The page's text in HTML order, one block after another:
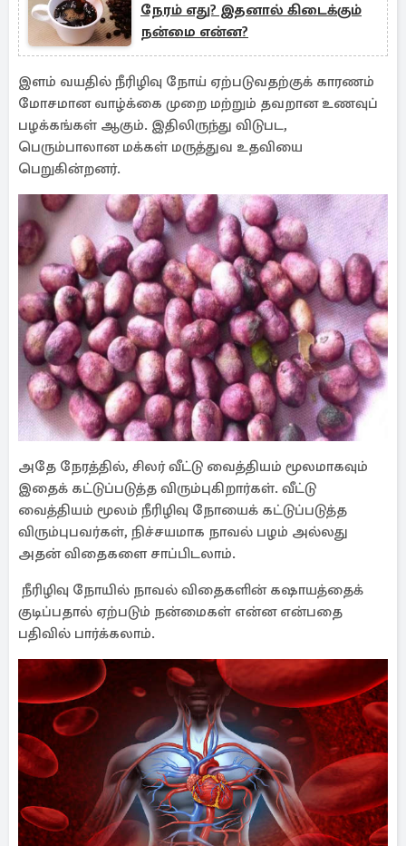
நேரம் எது? இதனால் கிடைக்கும்
நன்மை என்ன?
இளம் வயதில் நீரிழிவு நோய் ஏற்படுவதற்குக் காரணம்
மோசமான வாழ்க்கை முறை மற்றும் தவறான உணவுப்
பழக்கங்கள் ஆகும். இதிலிருந்து விடுபட,
பெரும்பாலான மக்கள் மருத்துவ உதவியை
பெறுகின்றனர்.
அதே நேரத்தில், சிலர் வீட்டு வைத்தியம் மூலமாகவும்
இதைக் கட்டுப்படுத்த விரும்புகிறார்கள். வீட்டு
வைத்தியம் மூலம் நீரிழிவு நோயைக் கட்டுப்படுத்த
விரும்புபவர்கள், நிச்சயமாக நாவல் பழம் அல்லது
அதன் விதைகளை சாப்பிடலாம்.
நீரிழிவு நோயில் நாவல் விதைகளின் கஷாயத்தைக்
குடிப்பதால் ஏற்படும் நன்மைகள் என்ன என்பதை
பதிவில் பார்க்கலாம்.